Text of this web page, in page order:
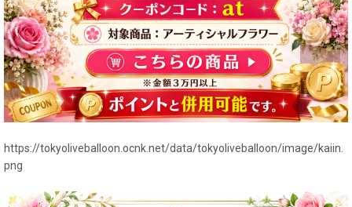
https://tokyoliveballoon.ocnk.net/data/tokyoliveballoon/image/kaiin.
png